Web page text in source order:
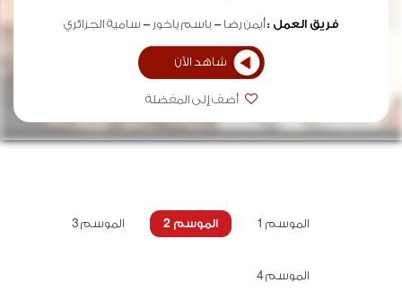
فريق العمل :أيمن رضا باسم ياخور سامية الجزائري
شاهد الآن
أضف إلى المفضلة
الموسم 1 الموسم 2 الموسم 3
الموسم 4